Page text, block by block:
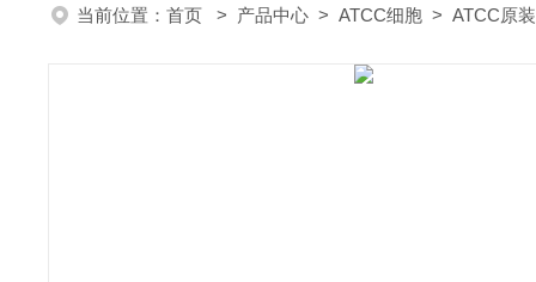
当前位置： 首页 > 产品中心 > ATCC细胞 > ATCC原